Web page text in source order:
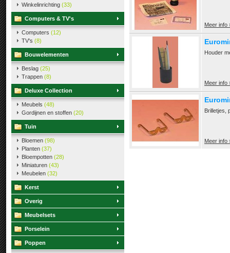
Winkelinrichting (33)
Computers & TV's
Computers (12)
TV's (8)
Bouwelementen
Beslag (25)
Trappen (8)
Deluxe Collection
Meubels (48)
Gordijnen en stoffen (20)
Tuin
Bloemen (98)
Planten (37)
Bloempotten (28)
Miniaturen (43)
Meubelen (32)
Kerst
Overig
Meubelsets
Porselein
Poppen
Meer info
Houder
Meer info
Brilletjes,
Meer info